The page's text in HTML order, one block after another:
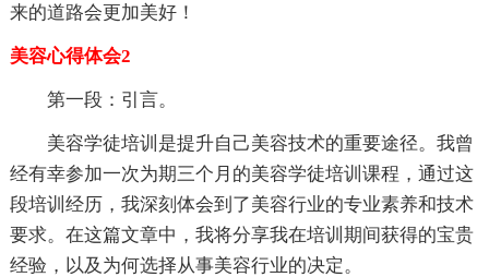
来的道路会更加美好！
美容心得体会2
第一段：引言。
美容学徒培训是提升自己美容技术的重要途径。我曾
经有幸参加一次为期三个月的美容学徒培训课程，通过这
段培训经历，我深刻体会到了美容行业的专业素养和技术
要求。在这篇文章中，我将分享我在培训期间获得的宝贵
经验，以及为何选择从事美容行业的决定。